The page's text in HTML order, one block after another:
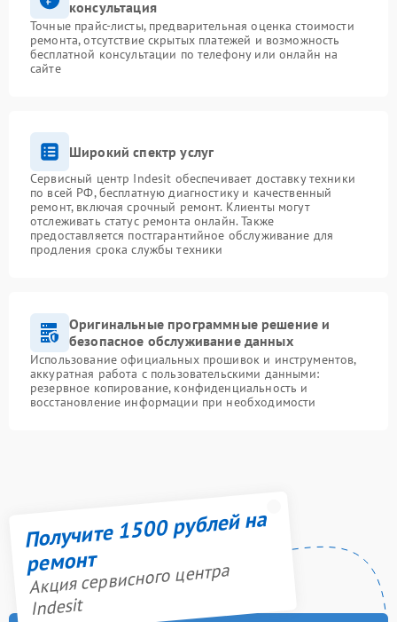
консультация
Точные прайс-листы, предварительная оценка стоимости
ремонта, отсутствие скрытых платежей и возможность
бесплатной консультации по телефону или онлайн на
сайте
Широкий спектр услуг
Сервисный центр Indesit обеспечивает доставку техники
по всей РФ, бесплатную диагностику и качественный
ремонт, включая срочный ремонт. Клиенты могут
отслеживать статус ремонта онлайн. Также
предоставляется постгарантийное обслуживание для
продления срока службы техники
Оригинальные программные решение и
безопасное обслуживание данных
Использование официальных прошивок и инструментов,
аккуратная работа с пользовательскими данными:
резервное копирование, конфиденциальность и
восстановление информации при необходимости
Получите 1500 рублей на
ремонт
Акция сервисного центра
Indesit